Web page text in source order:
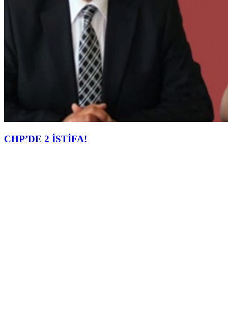
CHP’DE 2 İSTİFA!